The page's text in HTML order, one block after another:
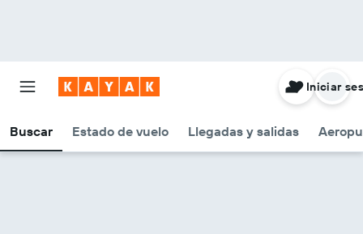
Buscar Estado de vuelo Llegadas y salidas
Iniciar